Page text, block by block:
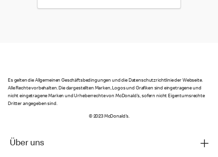
Es gelten die Allgemeinen Geschäftsbedingungen und die Datenschutzrichtlinie der Webseite.
Alle Rechte vorbehalten. Die dargestellten Marken, Logos und Grafiken sind eingetragene und
nicht eingetragene Marken und Urheberrechte von McDonald's, sofern nicht Eigentumsrechte
Dritter angegeben sind.
© 2023 McDonald's.
Über uns